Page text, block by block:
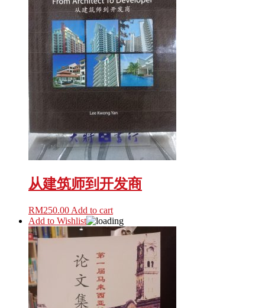
从建筑师到开发商
RM250.00 Add to cart
Add to Wishlist